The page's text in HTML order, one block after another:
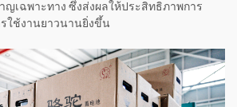
ญเฉพาะทาง ซึ่งส่งผลให้ประสิทธิภาพการ
ใช้งานยาวนานยิ่งขึ้น